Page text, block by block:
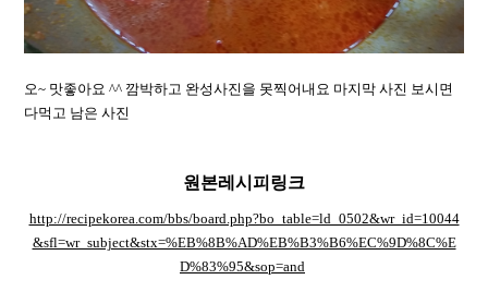
오~ 맛좋아요 ^^ 깜박하고 완성사진을 못찍어내요 마지막 사진 보시면
다먹고 남은 사진
원본레시피링크
http://recipekorea.com/bbs/board.php?bo_table=ld_0502&wr_id=10044
&sfl=wr_subject&stx=%EB%8B%AD%EB%B3%B6%EC%9D%8C%E
D%83%95&sop=and